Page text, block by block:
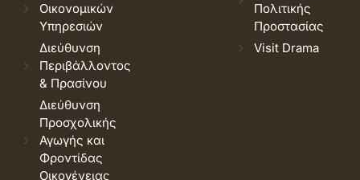
Οικονομικών
Υπηρεσιών
Διεύθυνση
Περιβάλλοντος
& Πρασίνου
Διεύθυνση
Προσχολικής
Αγωγής και
Φροντίδας
Οικογένειας
Πολιτικής
Προστασίας
Visit Drama